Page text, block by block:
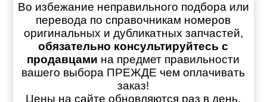
Во избежание неправильного подбора или
перевода по справочникам номеров
оригинальных и дубликатных запчастей,
обязательно консультируйтесь с
продавцами на предмет правильности
вашего выбора ПРЕЖДЕ чем оплачивать
заказ!
Цены на сайте обновляются раз в день.